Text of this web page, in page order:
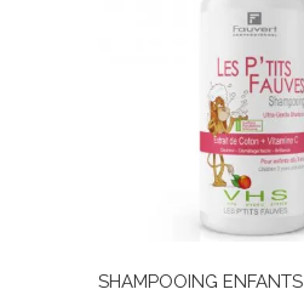
SHAMPOOING ENFANTS